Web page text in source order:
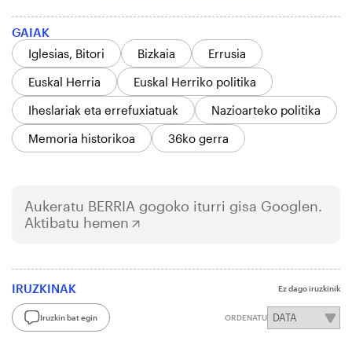
GAIAK
Iglesias, Bitori
Bizkaia
Errusia
Euskal Herria
Euskal Herriko politika
Iheslariak eta errefuxiatuak
Nazioarteko politika
Memoria historikoa
36ko gerra
Aukeratu BERRIA gogoko iturri gisa Googlen.
Aktibatu hemen
IRUZKINAK Ez dago iruzkinik
Iruzkin bat egin ORDENATU